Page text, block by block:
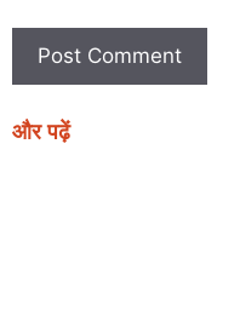
और पढ़ें